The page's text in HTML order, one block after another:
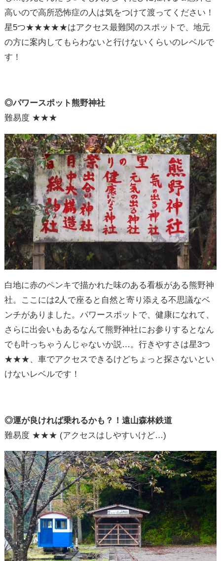
高いので高所恐怖症の人は気をつけて渡ってください！
星5つ★★★★★はアクセス最難関のスポットで、地元
の方に案内してもらわないと行けないくらいのレベルで
す！
◎パワースポット熊野神社
難易度 ★★★
白地に赤のペンキで描かれた味のある看板がある熊野神
社。ここには2人で座ると自然と寄り添える不思議なベ
ンチがありました。パワースポットで、健康になれて、
さらに出会いもあるなんて熊野神社にお参りするとなん
でも叶っちゃうんじゃないか説…。行きやすさは星3つ
★★★、車でアクセスできるけどちょっと探さないとい
けないレベルです！
◎運が良ければ乗れるかも？！遠山森林鉄道
難易度 ★★★ (アクセスはしやすいけど…)